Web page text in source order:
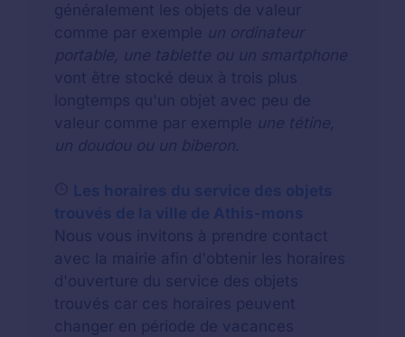
généralement les objets de valeur
comme par exemple un ordinateur
portable, une tablette ou un smartphone
vont être stocké deux à trois plus
longtemps qu'un objet avec peu de
valeur comme par exemple une tétine,
un doudou ou un biberon.
Les horaires du service des objets
trouvés de la ville de Athis-mons
Nous vous invitons à prendre contact
avec la mairie afin d'obtenir les horaires
d'ouverture du service des objets
trouvés car ces horaires peuvent
changer en période de vacances